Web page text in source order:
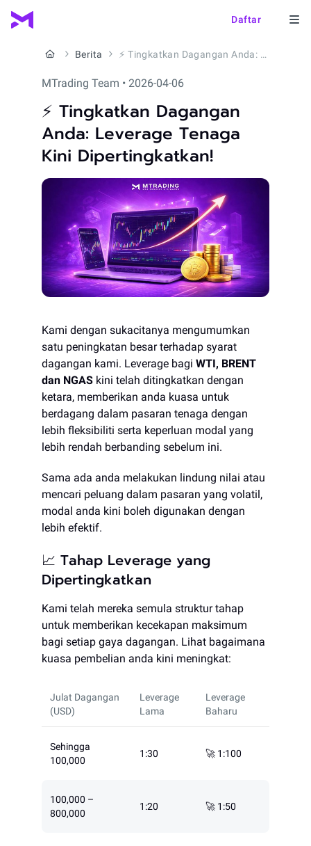
Daftar
Berita ⚡️ Tingkatkan Dagangan Anda: Leverage Tenaga Kini Dipertingkatkan!
MTrading Team • 2026-04-06
⚡️ Tingkatkan Dagangan
Anda: Leverage Tenaga
Kini Dipertingkatkan!
Kami dengan sukacitanya mengumumkan
satu peningkatan besar terhadap syarat
dagangan kami. Leverage bagi WTI, BRENT
dan NGAS kini telah ditingkatkan dengan
ketara, memberikan anda kuasa untuk
berdagang dalam pasaran tenaga dengan
lebih fleksibiliti serta keperluan modal yang
lebih rendah berbanding sebelum ini.
Sama ada anda melakukan lindung nilai atau
mencari peluang dalam pasaran yang volatil,
modal anda kini boleh digunakan dengan
lebih efektif.
📈 Tahap Leverage yang
Dipertingkatkan
Kami telah mereka semula struktur tahap
untuk memberikan kecekapan maksimum
bagi setiap gaya dagangan. Lihat bagaimana
kuasa pembelian anda kini meningkat:
Julat Dagangan
(USD)
Leverage
Lama
Leverage
Baharu
Sehingga
100,000
1:30 🚀 1:100
100,000 –
800,000
1:20 🚀 1:50